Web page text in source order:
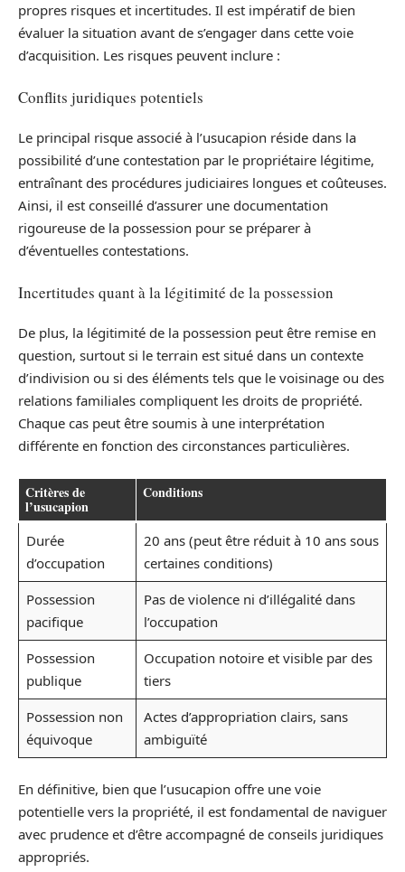
propres risques et incertitudes. Il est impératif de bien
évaluer la situation avant de s’engager dans cette voie
d’acquisition. Les risques peuvent inclure :
Conflits juridiques potentiels
Le principal risque associé à l’usucapion réside dans la
possibilité d’une contestation par le propriétaire légitime,
entraînant des procédures judiciaires longues et coûteuses.
Ainsi, il est conseillé d’assurer une documentation
rigoureuse de la possession pour se préparer à
d’éventuelles contestations.
Incertitudes quant à la légitimité de la possession
De plus, la légitimité de la possession peut être remise en
question, surtout si le terrain est situé dans un contexte
d’indivision ou si des éléments tels que le voisinage ou des
relations familiales compliquent les droits de propriété.
Chaque cas peut être soumis à une interprétation
différente en fonction des circonstances particulières.
Critères de
l’usucapion
Conditions
Durée
d’occupation
20 ans (peut être réduit à 10 ans sous
certaines conditions)
Possession
pacifique
Pas de violence ni d’illégalité dans
l’occupation
Possession
publique
Occupation notoire et visible par des
tiers
Possession non
équivoque
Actes d’appropriation clairs, sans
ambiguïté
En définitive, bien que l’usucapion offre une voie
potentielle vers la propriété, il est fondamental de naviguer
avec prudence et d’être accompagné de conseils juridiques
appropriés.